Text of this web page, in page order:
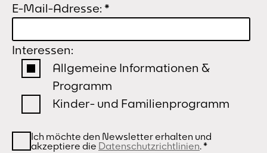
E-Mail-Adresse: *
Interessen:
Allgemeine Informationen &
Programm
Kinder- und Familienprogramm
Ich möchte den Newsletter erhalten und
akzeptiere die Datenschutzrichtlinien.*